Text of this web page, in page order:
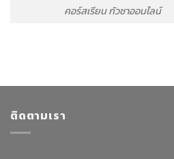
คอร์สเรียน กัวซาออนไลน์
ติดตามเรา